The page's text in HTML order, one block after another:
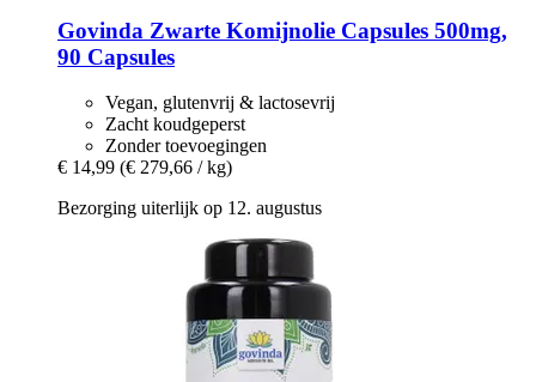
Govinda Zwarte Komijnolie Capsules 500mg,
90 Capsules
Vegan, glutenvrij & lactosevrij
Zacht koudgeperst
Zonder toevoegingen
€ 14,99 (€ 279,66 / kg)
Bezorging uiterlijk op 12. augustus